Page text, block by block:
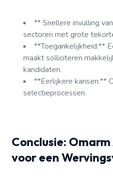
** Snellere invulling
sectoren met grote
**Toegankelijkheid:**
maakt solliciteren
kandidaten.
**Eerlijkere kansen:**
selectieprocessen.
Conclusie:
voor een